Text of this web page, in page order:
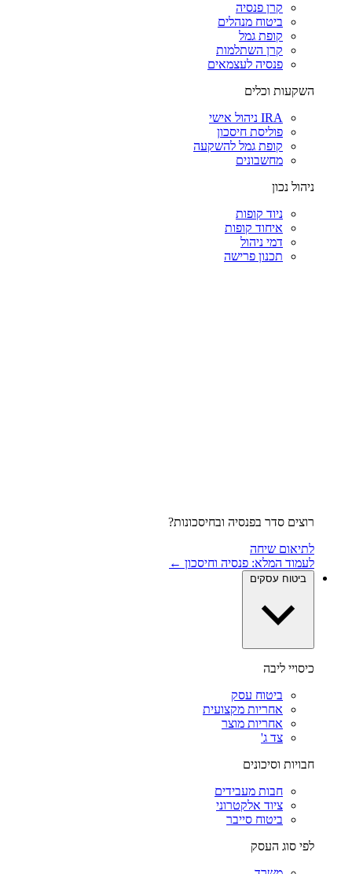
קרן פנסיה
ביטוח מנהלים
קופת גמל
קרן השתלמות
פנסיה לעצמאים
השקעות וכלים
IRA ניהול אישי
פוליסת חיסכון
קופת גמל להשקעה
מחשבונים
ניהול נכון
ניוד קופות
איחוד קופות
דמי ניהול
תכנון פרישה
רוצים סדר בפנסיה ובחיסכונות?
לתיאום שיחה
לעמוד המלא: פנסיה וחיסכון ←
ביטוח עסקים
כיסויי ליבה
ביטוח עסק
אחריות מקצועית
אחריות מוצר
צד ג'
חבויות וסיכונים
חבות מעבידים
ציוד אלקטרוני
ביטוח סייבר
לפי סוג העסק